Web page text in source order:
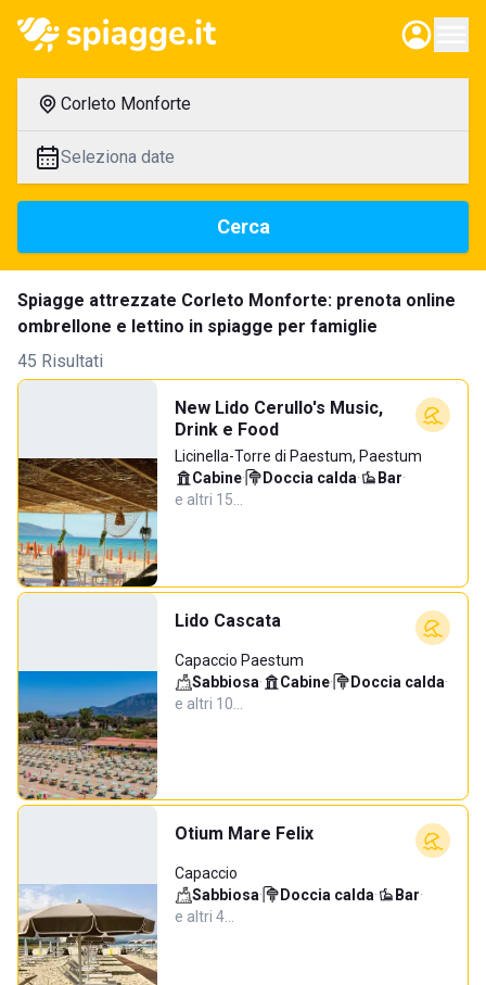
Corleto Monforte
Seleziona date
Cerca
Spiagge attrezzate Corleto Monforte: prenota online
ombrellone e lettino in spiagge per famiglie
45 Risultati
New Lido Cerullo's Music,
Drink e Food
Licinella-Torre di Paestum, Paestum
Cabine· Doccia calda· Bar·
e altri 15…
Lido Cascata
Capaccio Paestum
Sabbiosa· Cabine· Doccia calda·
e altri 10…
Otium Mare Felix
Capaccio
Sabbiosa· Doccia calda· Bar·
e altri 4…